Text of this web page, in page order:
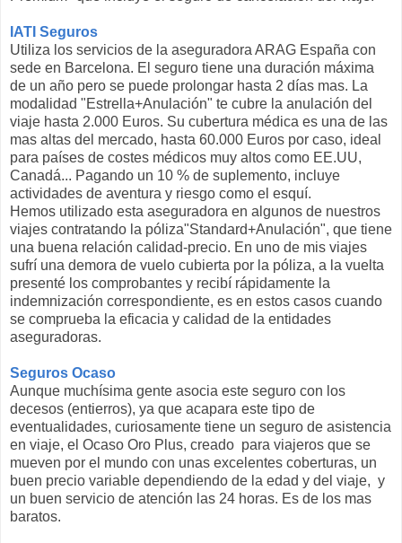
IATI Seguros
Utiliza los servicios de la aseguradora ARAG España con
sede en Barcelona. El seguro tiene una duración máxima
de un año pero se puede prolongar hasta 2 días mas. La
modalidad "Estrella+Anulación" te cubre la anulación del
viaje hasta 2.000 Euros. Su cubertura médica es una de las
mas altas del mercado, hasta 60.000 Euros por caso, ideal
para países de costes médicos muy altos como EE.UU,
Canadá... Pagando un 10 % de suplemento, incluye
actividades de aventura y riesgo como el esquí.
Hemos utilizado esta aseguradora en algunos de nuestros
viajes contratando la póliza"Standard+Anulación", que tiene
una buena relación calidad-precio. En uno de mis viajes
sufrí una demora de vuelo cubierta por la póliza, a la vuelta
presenté los comprobantes y recibí rápidamente la
indemnización correspondiente, es en estos casos cuando
se comprueba la eficacia y calidad de la entidades
aseguradoras.
Seguros Ocaso
Aunque muchísima gente asocia este seguro con los
decesos (entierros), ya que acapara este tipo de
eventualidades, curiosamente tiene un seguro de asistencia
en viaje, el Ocaso Oro Plus, creado para viajeros que se
mueven por el mundo con unas excelentes coberturas, un
buen precio variable dependiendo de la edad y del viaje, y
un buen servicio de atención las 24 horas. Es de los mas
baratos.